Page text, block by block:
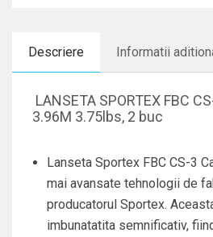
Descriere Informatii
LANSETA SPORTEX FBC
3.96M 3.75lbs, 2 buc
Lanseta Sportex FBC CS-3
mai avansate tehnologii de
producatorul Sportex.
imbunatatita semnificativ,